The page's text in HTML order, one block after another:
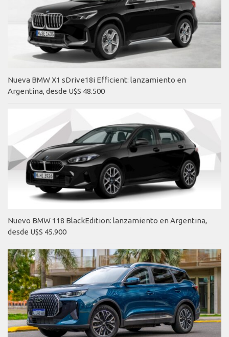
Nueva BMW X1 sDrive18i Efficient: lanzamiento en
Argentina, desde U$S 48.500
Nuevo BMW 118 BlackEdition: lanzamiento en Argentina,
desde U$S 45.900